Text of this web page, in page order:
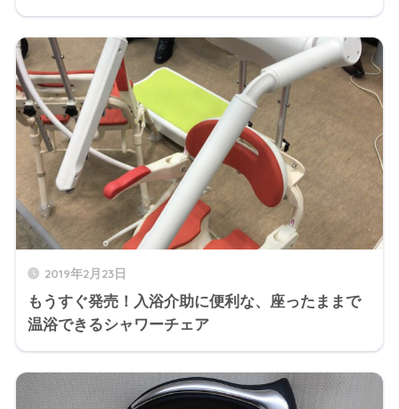
2019年2月23日
もうすぐ発売！入浴介助に便利な、座ったままで
温浴できるシャワーチェア